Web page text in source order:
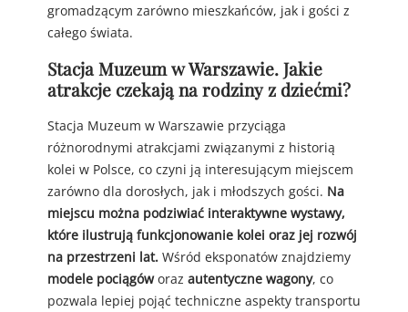
gromadzącym zarówno mieszkańców, jak i gości z
całego świata.
Stacja Muzeum w Warszawie. Jakie
atrakcje czekają na rodziny z dziećmi?
Stacja Muzeum w Warszawie przyciąga
różnorodnymi atrakcjami związanymi z historią
kolei w Polsce, co czyni ją interesującym miejscem
zarówno dla dorosłych, jak i młodszych gości. Na
miejscu można podziwiać interaktywne wystawy,
które ilustrują funkcjonowanie kolei oraz jej rozwój
na przestrzeni lat. Wśród eksponatów znajdziemy
modele pociągóworaz autentyczne wagony, co
pozwala lepiej pojąć techniczne aspekty transportu